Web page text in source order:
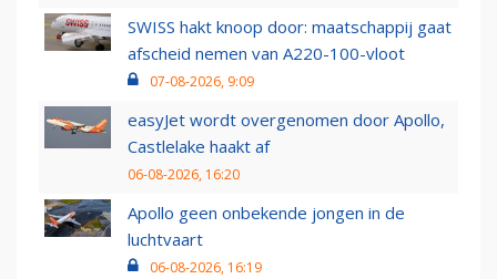
SWISS hakt knoop door: maatschappij gaat
afscheid nemen van A220-100-vloot
07-08-2026, 9:09
easyJet wordt overgenomen door Apollo,
Castlelake haakt af
06-08-2026, 16:20
Apollo geen onbekende jongen in de
luchtvaart
06-08-2026, 16:19